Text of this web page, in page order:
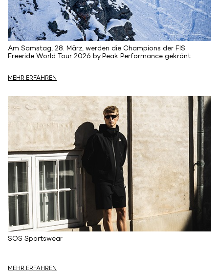
Am Samstag, 28. März, werden die Champions der FIS
Freeride World Tour 2026 by Peak Performance gekrönt
MEHR ERFAHREN
SOS Sportswear
MEHR ERFAHREN